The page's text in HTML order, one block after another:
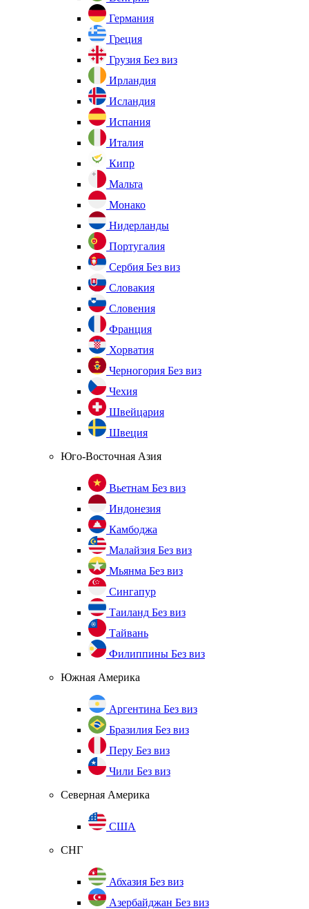
Германия
Греция
Грузия Без виз
Ирландия
Исландия
Испания
Италия
Кипр
Мальта
Монако
Нидерланды
Португалия
Сербия Без виз
Словакия
Словения
Франция
Хорватия
Черногория Без виз
Чехия
Швейцария
Швеция
Юго-Восточная Азия
Вьетнам Без виз
Индонезия
Камбоджа
Малайзия Без виз
Мьянма Без виз
Сингапур
Таиланд Без виз
Тайвань
Филиппины Без виз
Южная Америка
Аргентина Без виз
Бразилия Без виз
Перу Без виз
Чили Без виз
Северная Америка
США
СНГ
Абхазия Без виз
Азербайджан Без виз